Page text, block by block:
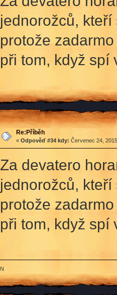
jednorožců,
protože
při tom, když spí
Re:Příběh
« Odpověď #34 kdy: Červenec 24,
Za devatero
jednorožců,
protože
při tom, když spí
N